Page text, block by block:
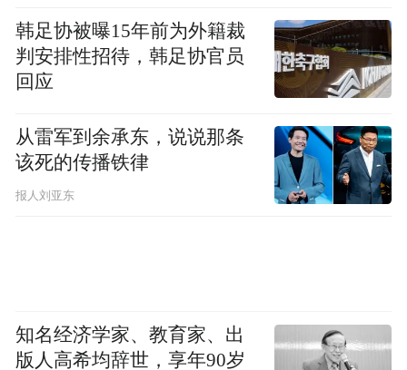
实现营业总收入67.3亿，同比增长770.9%；
实现归母净利润37.4亿，同比增长2791.7%。
蓝帆医疗2021年一季度营收约31.67亿元，同
比增长253.01%；净利润约17.18亿元，同比
增长1086.89%。
市场人士指出，近年来，英科医疗不断扩
韩足协被曝15年前为外籍裁
判安排性招待，韩足协官员
回应
从雷军到余承东，说说那条
该死的传播铁律
报人刘亚东
知名经济学家、教育家、出
版人高希均辞世，享年90岁